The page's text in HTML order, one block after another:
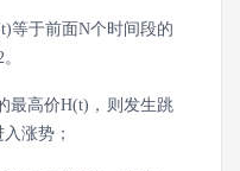
等于前面N个时间段的
最高价H(t)，则发生跳
涨势；